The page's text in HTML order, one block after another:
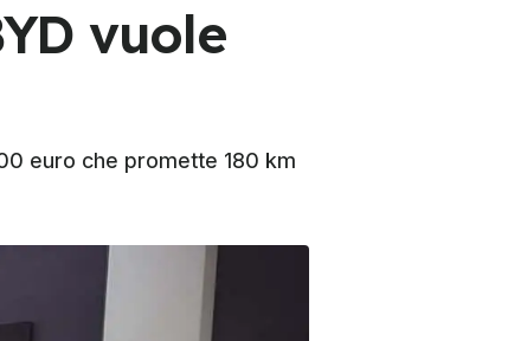
vuole
euro che promette 180 km